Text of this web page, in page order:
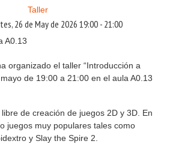
Taller
26 de May de 2026 19:00- 21:00
A0.13
organizado el taller “Introducción a
de 19:00 a 21:00 en el aula A0.13
de creación de juegos 2D y 3D. En
juegos muy populares tales como
y Slay the Spire 2.